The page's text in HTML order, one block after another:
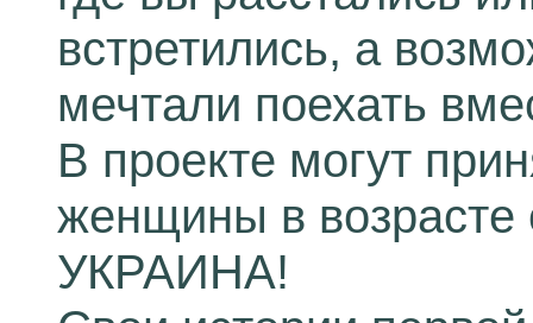
встретились, а
мечтали поехать
В проекте могут
женщины в возрасте
УКРАИНА!